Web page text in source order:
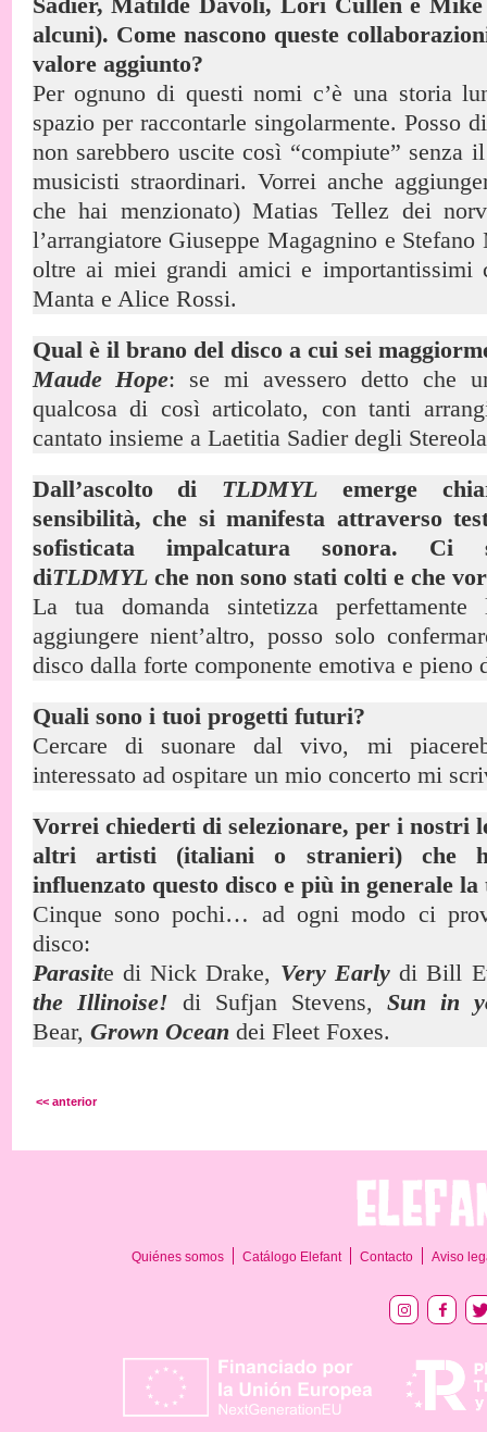
Sadier, Matilde Davoli, Lori Cullen e
alcuni). Come nascono queste
valore aggiunto?
Per ognuno di questi nomi c’è una storia
spazio per raccontarle singolarmente. Posso
non sarebbero uscite così “compiute” senza
musicisti straordinari. Vorrei anche
che hai menzionato) Matias Tellez dei
l’arrangiatore Giuseppe Magagnino e
oltre ai miei grandi amici e importantissimi
Manta e Alice Rossi.
Qual è il brano del disco a cui sei
Maude Hope: se mi avessero detto che
qualcosa di così articolato, con tanti
cantato insieme a Laetitia Sadier degli
Dall’ascolto di TLDMYL emerge
sensibilità, che si manifesta attraverso
sofisticata impalcatura sonora.
diTLDMYLche non sono stati colti e che
La tua domanda sintetizza
aggiungere nient’altro, posso solo
disco dalla forte componente emotiva e pieno
Quali sono i tuoi progetti futuri?
Cercare di suonare dal vivo, mi
interessato ad ospitare un mio concerto mi
Vorrei chiederti di selezionare, per i nostri
altri artisti (italiani o stranieri) che
influenzato questo disco e più in generale
Cinque sono pochi… ad ogni modo ci
disco:
Parasite di Nick Drake, Very Earlydi Bill
the Illinoise! di Sufjan Stevens,Sun in
Bear, Grown Ocean dei Fleet Foxes.
<< anterior
Quiénes somos Catálogo Elefant Contacto Aviso